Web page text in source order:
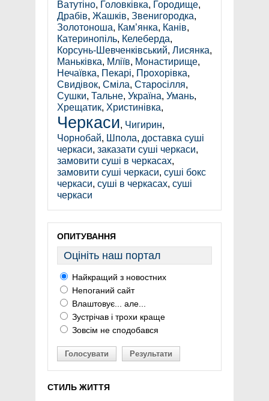
Ватутіно, Головківка, Городище,
Драбів, Жашків, Звенигородка,
Золотоноша, Кам’янка, Канів,
Катеринопіль, Келеберда,
Корсунь-Шевченківський, Лисянка,
Маньківка, Мліїв, Монастирище,
Нечаївка, Пекарі, Прохорівка,
Свидівок, Сміла, Старосілля,
Сушки, Тальне, Україна, Умань,
Хрещатик, Христинівка,
Черкаси, Чигирин,
Чорнобай, Шпола, доставка суші
черкаси, заказати суші черкаси,
замовити суші в черкасах,
замовити суші черкаси, суші бокс
черкаси, суші в черкасах, суші
черкаси
ОПИТУВАННЯ
Оцініть наш портал
Найкращий з новостних
Непоганий сайт
Влаштовує... але...
Зустрічав і трохи краще
Зовсім не сподобався
Голосувати Результати
СТИЛЬ ЖИТТЯ